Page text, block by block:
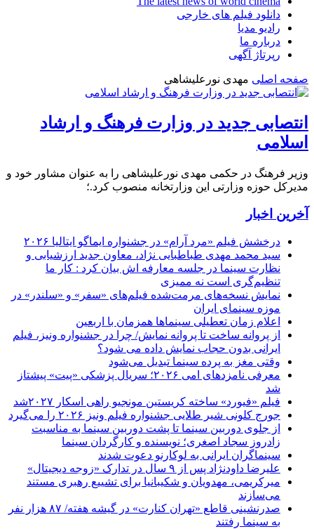
دانلود فیلم های خارجی
رادیو مدیا
درباره ما
رپرتاژ آگهی
صفحه اصلی مهدی نورعلیشاهی
انتصابی جدید در وزارت فرهنگ و ارشاد
اسلامی
وزیر فرهنگ در حکمی مهدی نورعلیشاهی را به عنوان مشاور خود و
مدیرکل حوزه وزارتی این وزارتخانه منصوب کرد.؛
آخرین اخبار
درخشش فیلم «مرد آرام» در جشنواره ایماگو ایتالیا ۲۰۲۶
سید محمد مهدی طباطبایی نژاد، معاون جدید ارزشیابی و
نظارت سینما در جلسه معارفه اش بیان کرد : کار ما
تنظیم‌گری است نه ممیزی
نمایش نسخه‌های مرمت‌شده فیلم‌های «سفر» و «سلندر» در
موزه سینمای ایران
اعلام زمان تعطیلی سینماها همزمان با اربعین
از پروانه ساخت تا پروانه نمایش/ چرا در جشنواره ونیز، فیلم
ایرانی بدون حجاب نمایش داده می شود؟
وقتی مغز به پرده سینما تبدیل می‌شود
معرفی نامزدهای امی ۲۰۲۶؛ سریال پزشکی «پیت» پیشتاز
شد
فیلم «فیورد» ساخته کریستین مونجیو راهی اسکار ۲۰۲۷شد
جورج کلونی شیر طلایی جشنواره فیلم ونیز ۲۰۲۶ را می‌گیرد
از جلوی دوربین سینما تا پشت دوربین سینما به مناسبت
زادروز سجاد اصغری؛ نویسنده و کارگردان سینما
سینماگران ایرانی به لوکارنو دعوت شدند
علیرضا داودنژاد پس از ۹ سال در تدارک «زوجه دیجیتال»
میرکریمی، مهدویان و شکیبانیا برای تشییع رهبری مستند
می‌سازند
صدرنشینی قاطع «تهران کنارت» در گیشه هفته/ ۸۷ هزار نفر
به سینما رفتند